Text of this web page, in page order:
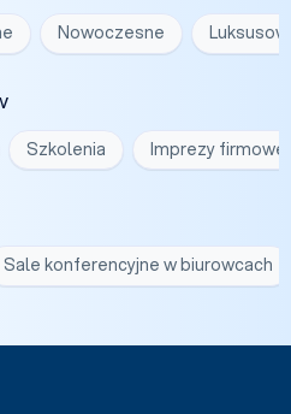
Nowoczesne
Szkolenia Imprezy firmowe
Sale konferencyjne w biurowcach